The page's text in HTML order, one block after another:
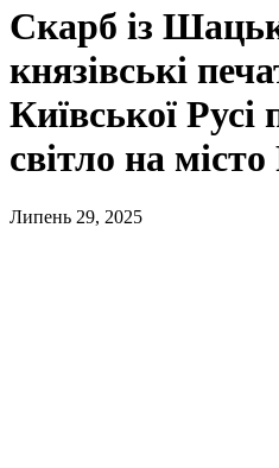
Скарб із
князівські
Київської
світло на
Липень 29, 2025